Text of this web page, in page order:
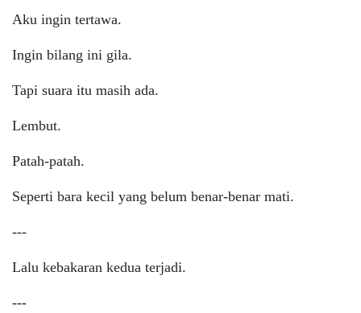
Aku ingin tertawa.
Ingin bilang ini gila.
Tapi suara itu masih ada.
Lembut.
Patah-patah.
Seperti bara kecil yang belum benar-benar mati.
---
Lalu kebakaran kedua terjadi.
---